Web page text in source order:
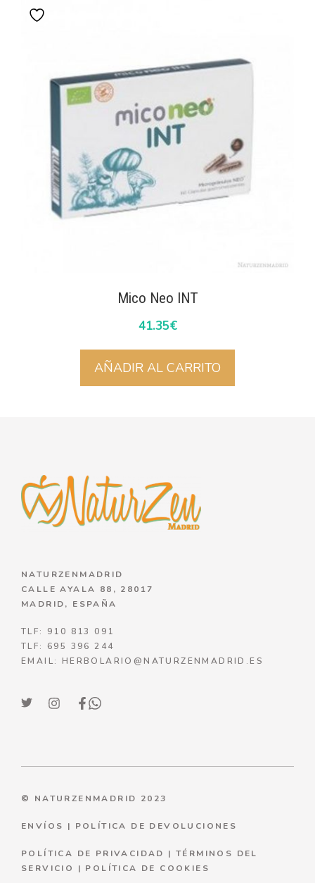
Mico Neo INT
41.35€
AÑADIR AL CARRITO
NATURZENMADRID
CALLE AYALA 88, 28017
MADRID, ESPAÑA
TLF: 910 813 091
TLF: 695 396 244
EMAIL: HERBOLARIO@NATURZENMADRID.ES
© NATURZENMADRID 2023
ENVÍOS | POLÍTICA DE DEVOLUCIONES
POLÍTICA DE PRIVACIDAD |TÉRMINOS DEL
SERVICIO
| P OLÍTICA DE COOKIES